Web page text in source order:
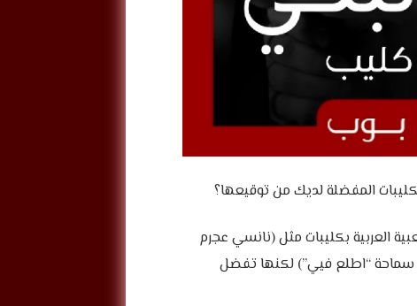
المفضلة لديك من توقيعها؟
العربية بكليبات مثل (نانسي عجرم
سماحة “اطلع فيي”) لكنها تفضل